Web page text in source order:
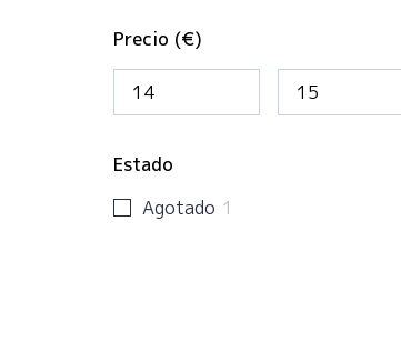
Precio (€)
Estado
Agotado 1